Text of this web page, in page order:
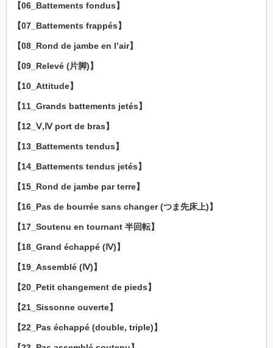
【06_Battements fondus】
【07_Battements frappés】
【08_Rond de jambe en l’air】
【09_Relevé (片脚)】
【10_Attitude】
【11_Grands battements jetés】
【12_Ⅴ,Ⅳ port de bras】
【13_Battements tendus】
【14_Battements tendus jetés】
【15_Rond de jambe par terre】
【16_Pas de bourrée sans changer (つま先床上)】
【17_Soutenu en tournant 半回転】
【18_Grand échappé (Ⅳ)】
【19_Assemblé (Ⅳ)】
【20_Petit changement de pieds】
【21_Sissonne ouverte】
【22_Pas échappé (double, triple)】